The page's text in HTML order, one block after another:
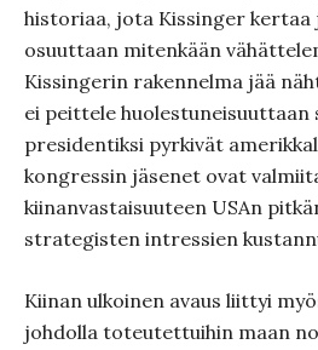
historiaa, jota Kissinger kertaa
osuuttaan mitenkään
Kissingerin rakennelma jää
ei peittele
presidentiksi pyrkivät
kongressin jäsenet ovat
kiinanvastaisuuteen USAn
strategisten intressien
Kiinan ulkoinen avaus liittyi
johdolla toteutettuihin maan